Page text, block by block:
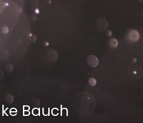
Bauch